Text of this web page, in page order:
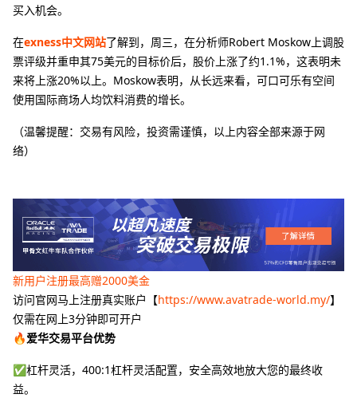
买入机会。
在exness中文网站了解到，周三，在分析师Robert Moskow上调股
票评级并重申其75美元的目标价后，股价上涨了约1.1%，这表明未
来将上涨20%以上。Moskow表明，从长远来看，可口可乐有空间
使用国际商场人均饮料消费的增长。
（温馨提醒：交易有风险，投资需谨慎，以上内容全部来源于网
络）
新用户注册最高赠2000美金
访问官网马上注册真实账户【https://www.avatrade-world.my/】
仅需在网上3分钟即可开户
🔥爱华交易平台优势
✅杠杆灵活，400:1杠杆灵活配置，安全高效地放大您的最终收
益。